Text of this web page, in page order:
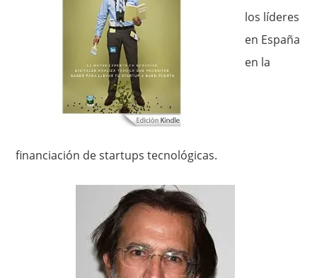
los líderes
en España
en la
financiación de startups tecnológicas.